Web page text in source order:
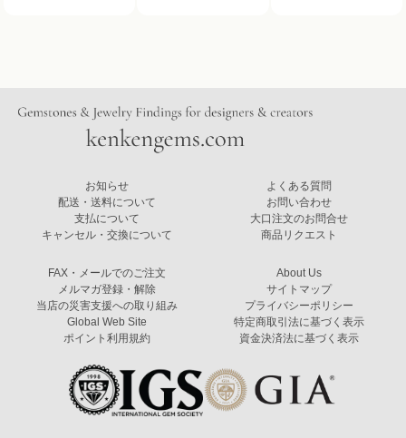
お知らせ
配送・送料について
支払について
キャンセル・交換について
よくある質問
お問い合わせ
大口注文のお問合せ
商品リクエスト
FAX・メールでのご注文
メルマガ登録・解除
当店の災害支援への取り組み
Global Web Site
ポイント利用規約
About Us
サイトマップ
プライバシーポリシー
特定商取引法に基づく表示
資金決済法に基づく表示